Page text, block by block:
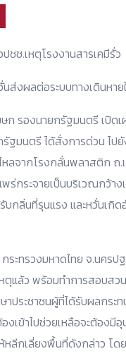
ชช.เหตุโรงงานสารเคมีรั่ว
ส่งผลต่อระบบทางเดินหาย
รองนายกรัฐมนตรี เปิด
ฐมนตรี ได้สั่งการด่วน ไป
หลจากโรงกลั่นพลาสติก ถ
ร่กระจายเป็นบริเวณกว้า
บกลิ่นที่รุนแรง และหวั่นเกิ
ระทรวงมหาดไทย จ.นคร
หตุแล้ว พร้อมทำการสอบส
าประชาชนผู้ที่ได้รับผลกร
เข้าไปช่วยเหลือจะต้อง
หลีกเลี่ยงพื้นที่ดังกล่าว โ